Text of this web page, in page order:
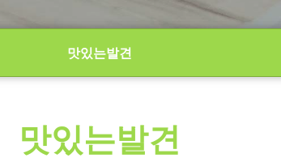
맛있는발견
맛있는발견